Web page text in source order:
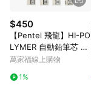
計算，並依訂單成立
8. LINE購物為購物資
如顯示之商品規格、顏
頁不符，以銷售網頁
日期+180天以內至
行申訴，恕無法贈點回
用，或不適用於無回饋
$450
【Pentel 飛龍】HI-PO
LYMER 自動鉛筆芯 8
種硬度 0.5mm 10筒/盒
萬家福線上購物
1%